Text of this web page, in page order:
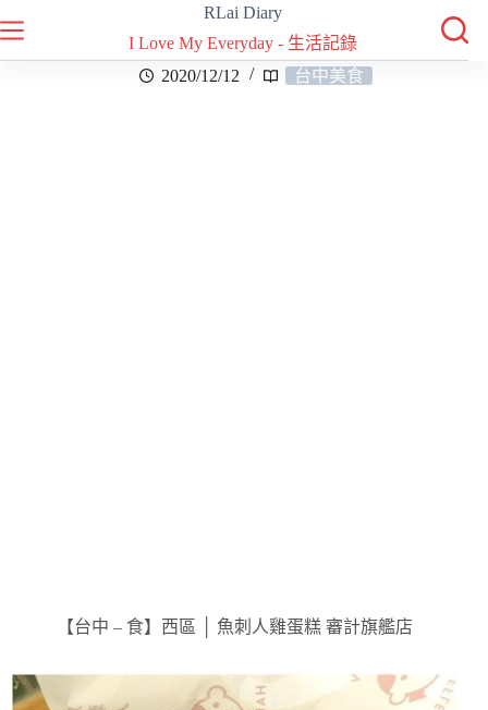
RLai Diary
I Love My Everyday - 生活記錄
2020/12/12
台中美食
【台中 – 食】西區 │ 魚刺人雞蛋糕 審計旗艦店